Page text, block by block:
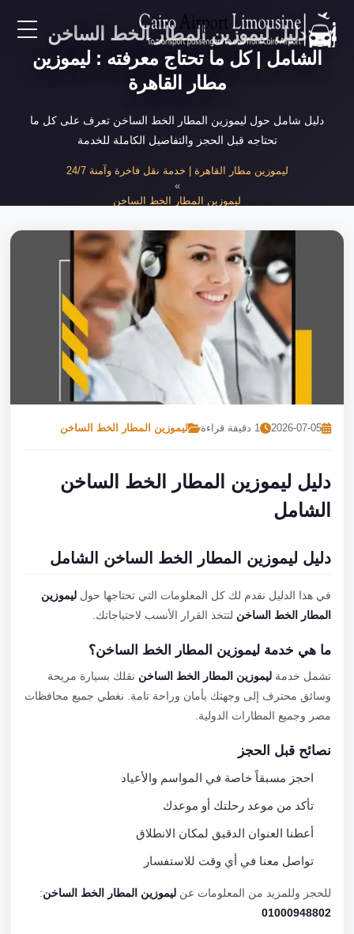
EN
AR
خدمات المطار
نحن
دليل ليموزين المطار الخط الساخن
الشامل | كل ما تحتاج معرفته : ليموزين
مطار القاهرة
دليل شامل حول ليموزين المطار الخط الساخن تعرف على كل ما
تحتاجه قبل الحجز والتفاصيل الكاملة للخدمة
ليموزين مطار القاهرة | خدمة نقل فاخرة وآمنة 24/7
ليموزين المطار الخط الساخن
دليل ليموزين المطار الخط الساخن الشامل
2026-07-05 1 دقيقة قراءة ليموزين المطار الخط الساخن
دليل ليموزين المطار الخط الساخن
الشامل
دليل ليموزين المطار الخط الساخن الشامل
في هذا الدليل نقدم لك كل المعلومات التي تحتاجها حولليموزين
المطار الخط الساخنلتتخذ القرار الأنسب لاحتياجاتك.
ما هي خدمة ليموزين المطار الخط الساخن؟
تشمل خدمةليموزين المطار الخط الساخننقلك بسيارة مريحة
وسائق محترف إلى وجهتك بأمان وراحة تامة. نغطي جميع محافظات
مصر وجميع المطارات الدولية.
نصائح قبل الحجز
احجز مسبقاً خاصة في المواسم والأعياد
تأكد من موعد رحلتك أو موعدك
أعطنا العنوان الدقيق لمكان الانطلاق
تواصل معنا في أي وقت للاستفسار
للحجز وللمزيد من المعلومات عنليموزين المطار الخط الساخن:
01000948802